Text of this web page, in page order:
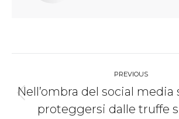
navigation
PREVIOUS
Previous
post:
Nell’ombra del social media
proteggersi dalle truffe